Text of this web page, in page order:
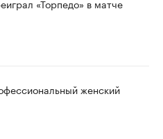
«Торпедо» в матче
женский